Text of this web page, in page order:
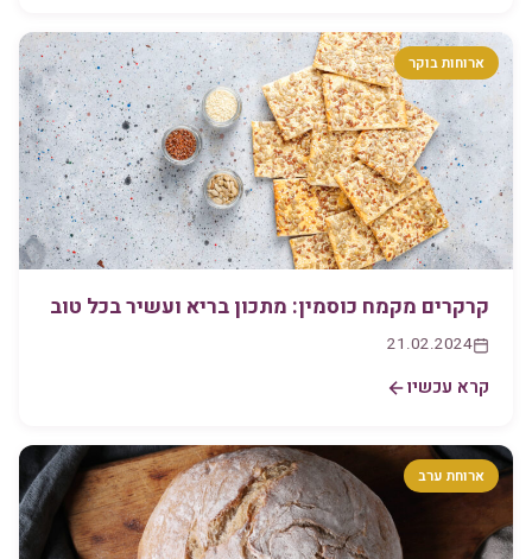
ארוחות בוקר
קרקרים מקמח כוסמין: מתכון בריא ועשיר בכל טוב
21.02.2024
קרא עכשיו
ארוחת ערב